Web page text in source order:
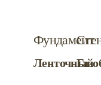
Фундамент
Ленточный